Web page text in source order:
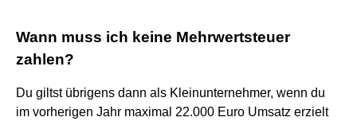
Wann muss ich keine Mehrwertsteuer
zahlen?
Du giltst übrigens dann als Kleinunternehmer, wenn du
im vorherigen Jahr maximal 22.000 Euro Umsatz erzielt